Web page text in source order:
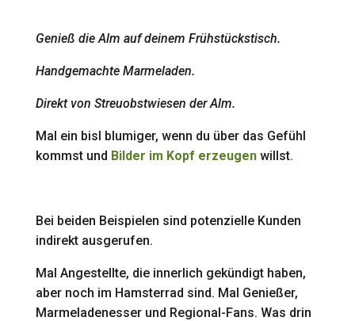
Genieß die Alm auf deinem Frühstückstisch.
Handgemachte Marmeladen.
Direkt von Streuobstwiesen der Alm.
Mal ein bisl blumiger, wenn du über das Gefühl
kommst und Bilder im Kopf erzeugenwillst.
Bei beiden Beispielen sind potenzielle Kunden
indirekt ausgerufen.
Mal Angestellte, die innerlich gekündigt haben,
aber noch im Hamsterrad sind. Mal Genießer,
Marmeladenesser und Regional-Fans. Was drin